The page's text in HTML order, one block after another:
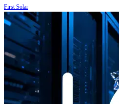
First Solar